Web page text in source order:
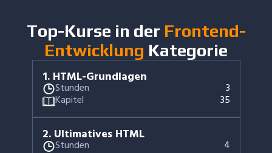
Top-Kurse in der Frontend-
Entwicklung Kategorie
1. HTML-Grundlagen
Stunden 3
Kapitel 35
2. Ultimatives HTML
Stunden 4